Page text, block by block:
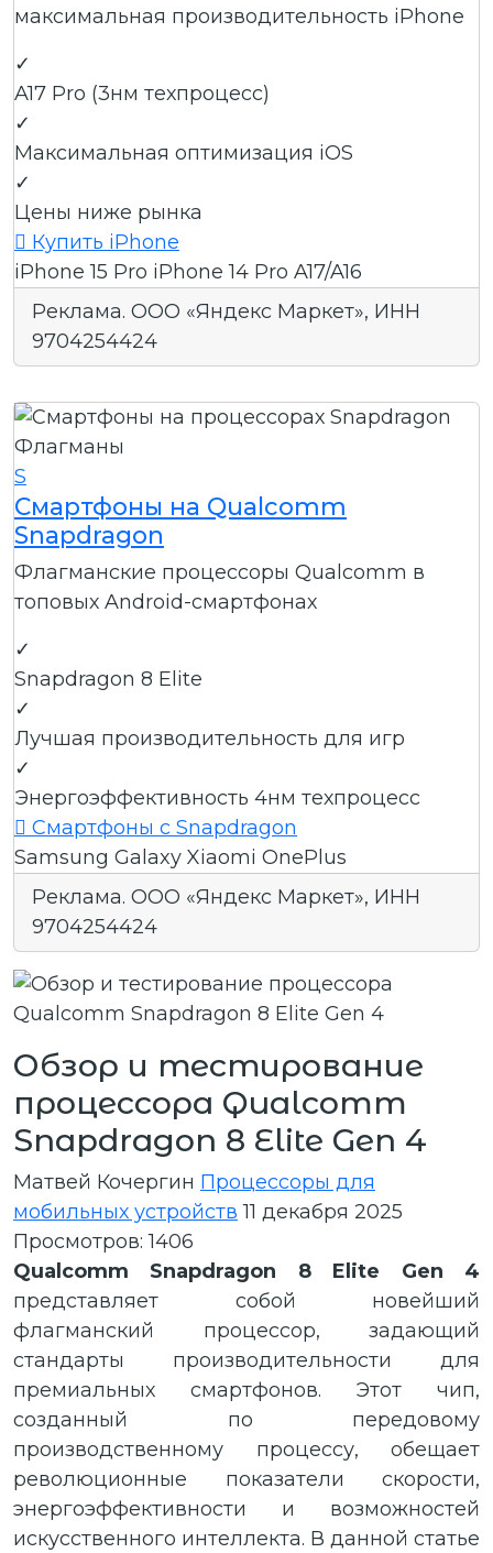
максимальная производительность iPhone
✓
A17 Pro (3нм техпроцесс)
✓
Максимальная оптимизация iOS
✓
Цены ниже рынка
 Купить iPhone
iPhone 15 Pro iPhone 14 Pro A17/A16
Реклама. ООО «Яндекс Маркет», ИНН
9704254424
Флагманы
S
Смартфоны на Qualcomm
Snapdragon
Флагманские процессоры Qualcomm в
топовых Android-смартфонах
✓
Snapdragon 8 Elite
✓
Лучшая производительность для игр
✓
Энергоэффективность 4нм техпроцесс
 Смартфоны с Snapdragon
Samsung Galaxy Xiaomi OnePlus
Реклама. ООО «Яндекс Маркет», ИНН
9704254424
Обзор и тестирование
процессора Qualcomm
Snapdragon 8 Elite Gen 4
Матвей Кочергин Процессоры для
мобильных устройств 11 декабря 2025
Просмотров: 1406
Qualcomm Snapdragon 8 Elite Gen 4
представляет собой новейший
флагманский процессор, задающий
стандарты производительности для
премиальных смартфонов. Этот чип,
созданный по передовому
производственному процессу, обещает
революционные показатели скорости,
энергоэффективности и возможностей
искусственного интеллекта. В данной статье